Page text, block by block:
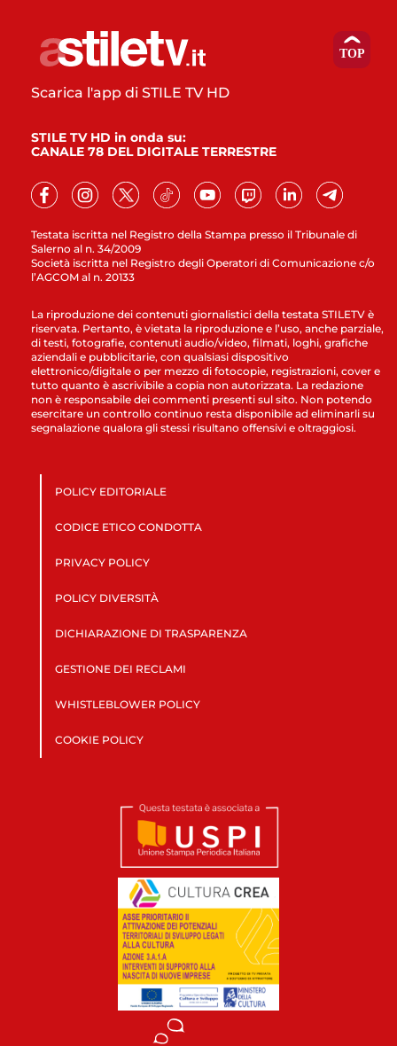
Testata iscritta nel Registro della Stampa presso il Tribunale di
Salerno al n. 34/2009
Società iscritta nel Registro degli Operatori di Comunicazione c/o
l’AGCOM al n. 20133
Scarica l'app di STILE TV HD
STILE TV HD in onda su:
CANALE 78 DEL DIGITALE TERRESTRE
La riproduzione dei contenuti giornalistici della testata STILETV è
riservata. Pertanto, è vietata la riproduzione e l’uso, anche parziale,
di testi, fotografie, contenuti audio/video, filmati, loghi, grafiche
aziendali e pubblicitarie, con qualsiasi dispositivo
elettronico/digitale o per mezzo di fotocopie, registrazioni, cover e
tutto quanto è ascrivibile a copia non autorizzata. La redazione
non è responsabile dei commenti presenti sul sito. Non potendo
esercitare un controllo continuo resta disponibile ad eliminarli su
segnalazione qualora gli stessi risultano offensivi e oltraggiosi.
POLICY EDITORIALE
CODICE ETICO CONDOTTA
PRIVACY POLICY
POLICY DIVERSITÀ
DICHIARAZIONE DI TRASPARENZA
GESTIONE DEI RECLAMI
WHISTLEBLOWER POLICY
COOKIE POLICY